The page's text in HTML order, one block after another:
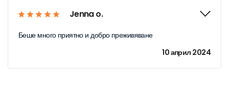
Jenna o.
Беше много приятно и добро преживяване
10 април 2024